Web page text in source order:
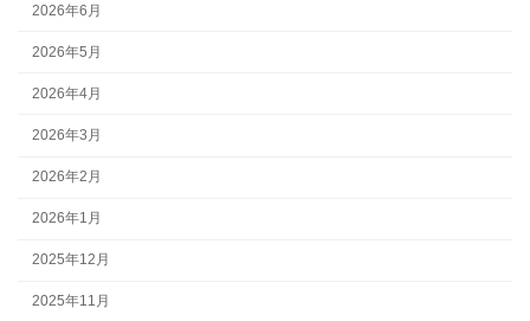
2026年6月
2026年5月
2026年4月
2026年3月
2026年2月
2026年1月
2025年12月
2025年11月